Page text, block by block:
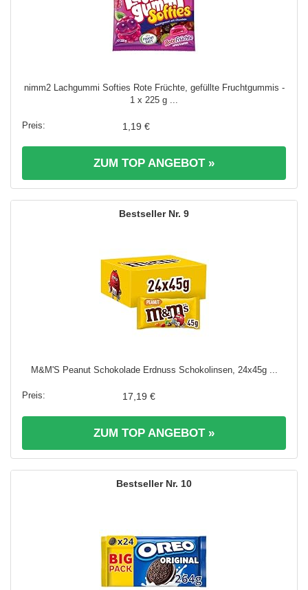
nimm2 Lachgummi Softies Rote Früchte, gefüllte Fruchtgummis -
1 x 225 g ...
1,19 €
ZUM TOP ANGEBOT »
9
M&M'S Peanut Schokolade Erdnuss Schokolinsen, 24x45g ...
17,19 €
ZUM TOP ANGEBOT »
10